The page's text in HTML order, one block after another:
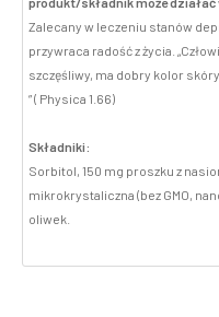
Zalecany w leczeniu stanów
przywraca radość z życia.
szczęśliwy, ma dobry kolor
” ( Physica 1.66)
Składniki:
Sorbitol, 150 mg proszku z
mikrokrystaliczna (bez GMO,
oliwek.